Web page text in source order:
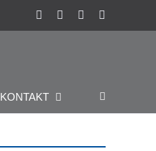
InstagramFacebookPinterest
KONTAKT